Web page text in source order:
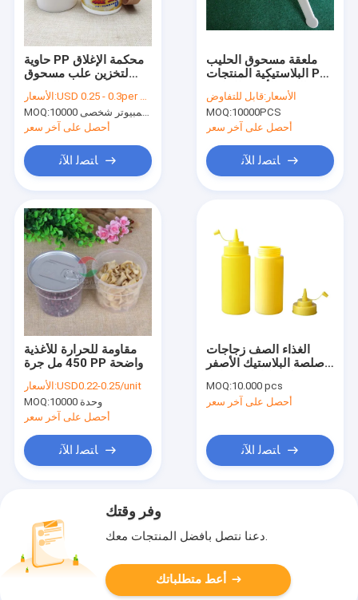
حاوية PP محكمة الإغلاق
لتخزين علب مسحوق
البروتين الغذائي
الأسعار:USD 0.25 - 0.3per unit
MOQ:
10000 جهاز كمبيوتر شخصى
أحصل على آخر سعر
ﺎﺘﺼﻟ ﺍﻶﻧ
ملعقة مسحوق الحليب
البلاستيكية المنتجات PP
اللون الأبيض للحليب
المجفف، مسحوق القهوة
الأسعار:قابل للتفاوض
MOQ:10000PCS
أحصل على آخر سعر
ﺎﺘﺼﻟ ﺍﻶﻧ
مقاومة للحرارة للأغذية
450 مل جرة PP واضحة
الأسعار:USD0.22-0.25/unit
MOQ:
10000 وحدة
أحصل على آخر سعر
ﺎﺘﺼﻟ ﺍﻶﻧ
الغذاء الصف زجاجات
صلصة البلاستيك الأصفر
صلصة الضغط
MOQ:10.000 pcs
أحصل على آخر سعر
ﺎﺘﺼﻟ ﺍﻶﻧ
وفر وقتك
دعنا نتصل بأفضل المنتجات معك.
أعط متطلباتك